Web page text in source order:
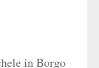
in Borgo